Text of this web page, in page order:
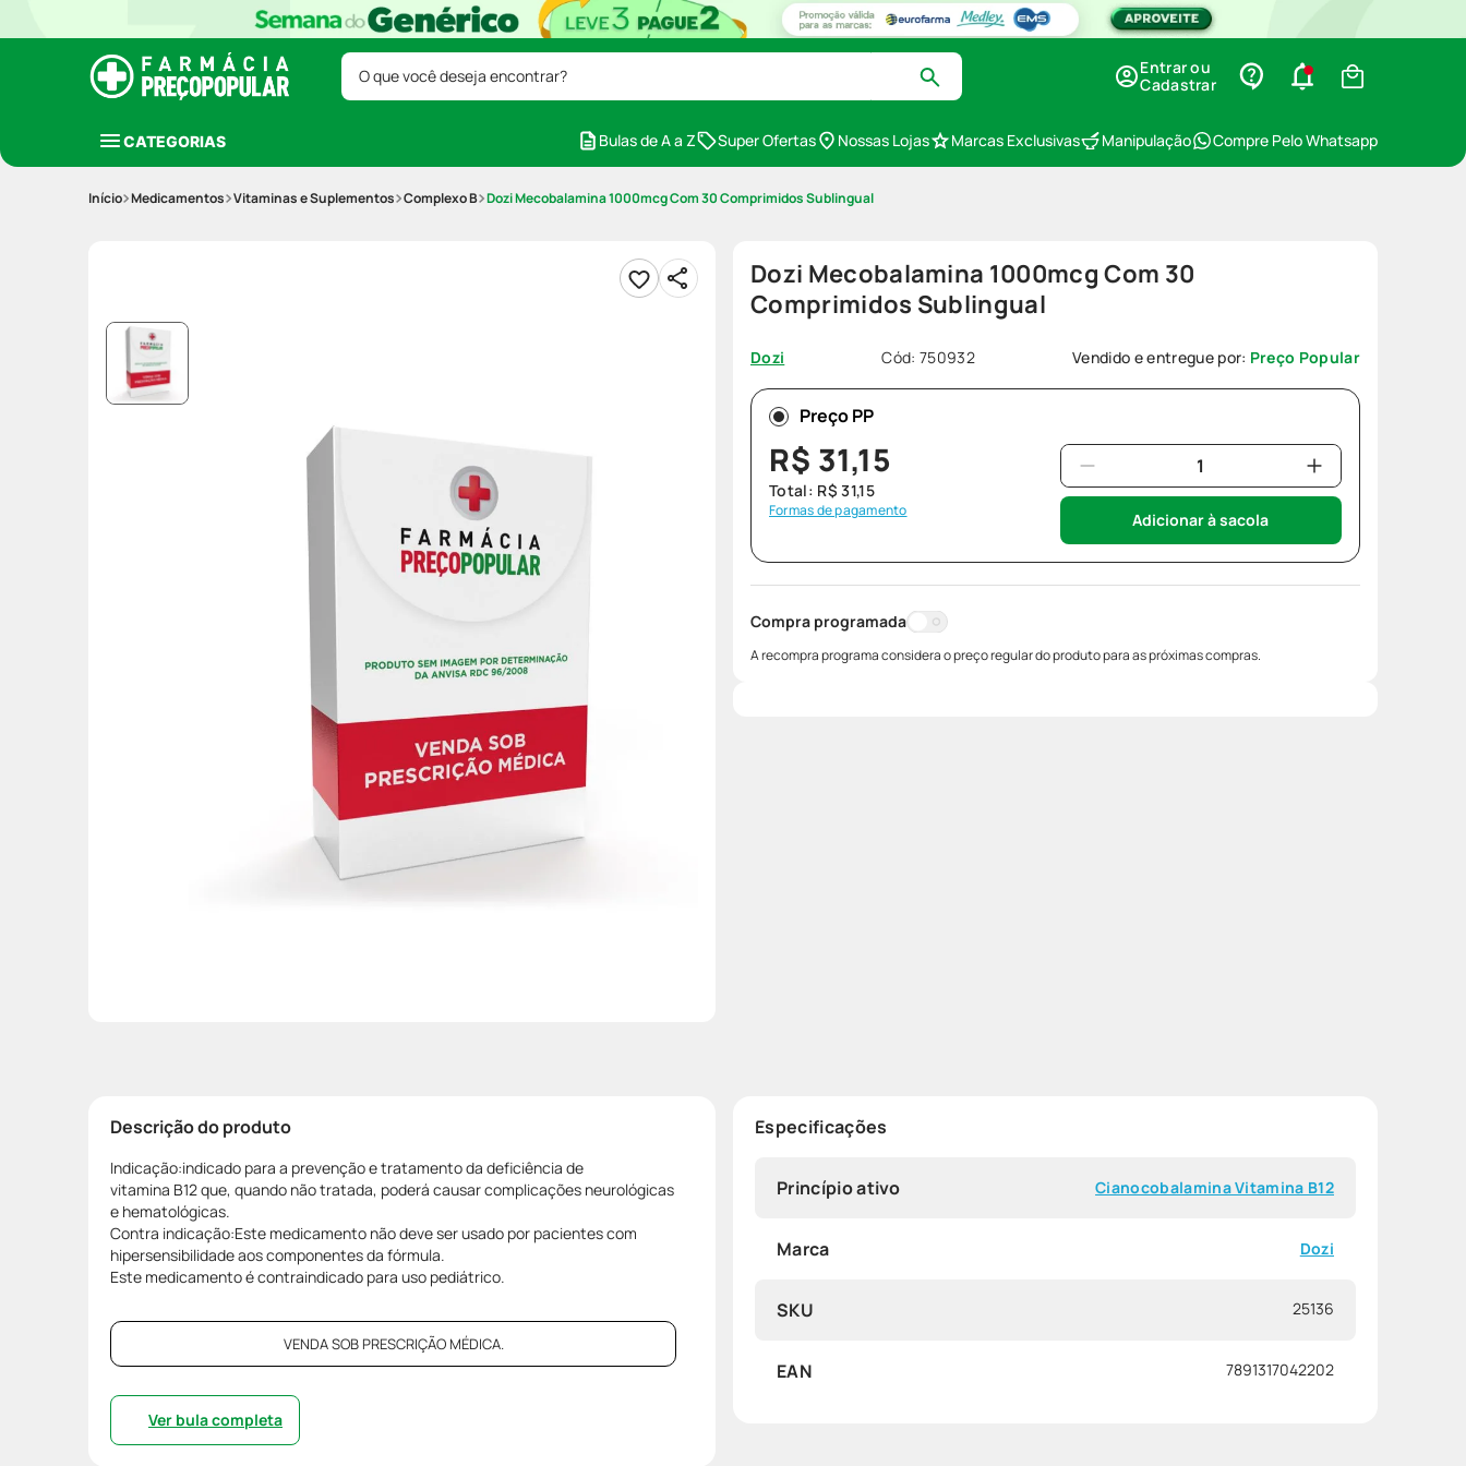
O que você deseja encontrar?
Entrar ou
Cadastrar
CATEGORIAS Bulas de A a Z Super Ofertas Nossas Lojas Marcas Exclusivas Manipulação Compre Pelo Whatsapp
Medicamentos Vitaminas e Suplementos Complexo B Dozi Mecobalamina 1000mcg Com 30 Comprimidos Sublingual
Dozi Mecobalamina 1000mcg Com 30
Comprimidos Sublingual
Dozi Cód:750932 Vendido e entregue por: Preço Popular
Preço PP
R$ 31,15
Total: R$ 31,15
Formas de pagamento Adicionar à sacola
Compra programada
A recompra programa considera o preço regular do produto para as próximas compras.
Descrição do produto
Indicação:indicado para a prevenção e tratamento da deficiência de
vitamina B12 que, quando não tratada, poderá causar complicações neurológicas
e hematológicas.
Contra indicação:Este medicamento não deve ser usado por pacientes com
hipersensibilidade aos componentes da fórmula.
Este medicamento é contraindicado para uso pediátrico.
VENDA SOB PRESCRIÇÃO MÉDICA.
Ver bula completa
Especificações
Princípio ativo Cianocobalamina Vitamina B12
Marca Dozi
SKU 25136
EAN 7891317042202